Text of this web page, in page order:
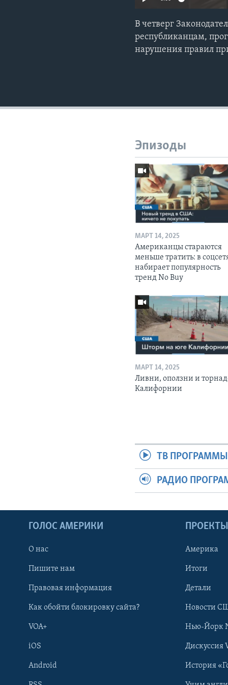
В четверг
республиканцам,
нарушения правил
Эпизоды
МАРТ 14, 2025
Американцы стараются
меньше тратить: в
набирает популярность
тренд No Buy
МАРТ 14, 2025
Ливни, оползни и
Калифорнии
ТВ ПРОГРАММЫ
РАДИО
ГОЛОС АМЕРИКИ
О нас
Пишите нам
Правовая информация
Как обойти блокировку сайта?
VOA+
iOS
Android
ПРОЕКТЫ
Америка
Итоги
Детали
Новости
Нью-Йорк
Дискуссия
История